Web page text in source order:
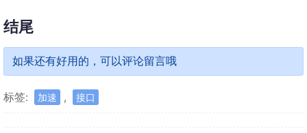
结尾
如果还有好用的，可以评论留言哦
标签: 加速 , 接口